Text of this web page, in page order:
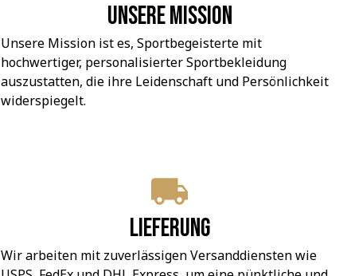
Unsere Mission
Unsere Mission ist es, Sportbegeisterte mit
hochwertiger, personalisierter Sportbekleidung
auszustatten, die ihre Leidenschaft und Persönlichkeit
widerspiegelt.
Lieferung
Wir arbeiten mit zuverlässigen Versanddiensten wie